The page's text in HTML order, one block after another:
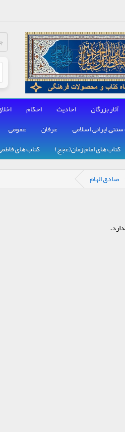
آثار بزرگان احادیث احکام
ایرانی, اسلامی عرفان عمومی
کتاب های امام زمان(عجج) کتاب های
صادق الهام